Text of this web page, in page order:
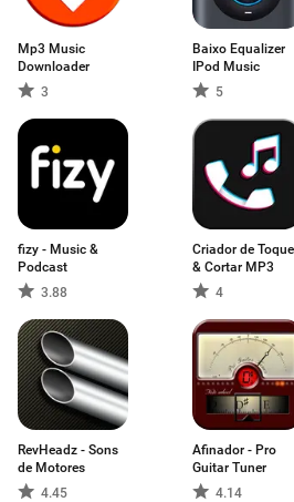
Mp3 Music
Downloader
3
Baixo Equalizer
IPod Music
5
fizy - Music &
Podcast
3.88
Criador de Toque
& Cortar MP3
4
RevHeadz - Sons
de Motores
4.45
Afinador - Pro
Guitar Tuner
4.14